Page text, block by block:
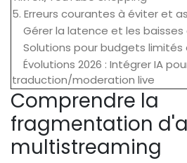
5. Erreurs courantes à éviter et
Gérer la latence et les
Solutions pour budgets
Évolutions 2026 : Intégrer IA
traduction/moderation live
Comprendre la
fragmentation
multistreaming